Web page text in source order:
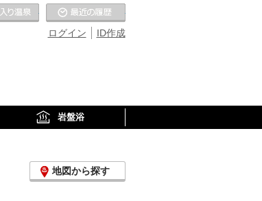
ID作成
ログイン
お気に入りの温泉
岩盤浴
地図から探す